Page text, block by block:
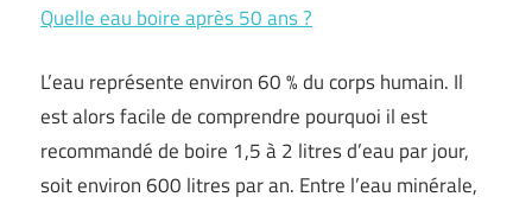
Quelle eau boire après 50 ans ?
L’eau représente environ 60 % du corps humain. Il
est alors facile de comprendre pourquoi il est
recommandé de boire 1,5 à 2 litres d’eau par jour,
soit environ 600 litres par an. Entre l’eau minérale,